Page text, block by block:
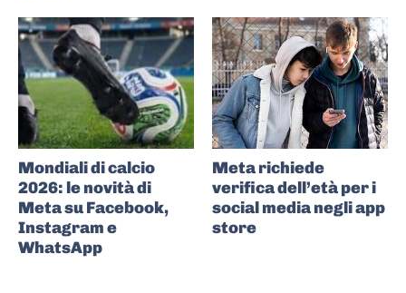
Mondiali di calcio
2026: le novità di
Meta su Facebook,
Instagram e
WhatsApp
Meta richiede
verifica dell’età per i
social media negli app
store